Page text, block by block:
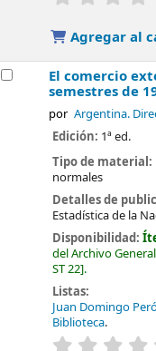
Agregar al
El comercio
semestres de
por Argentina.
Edición: 1ª ed.
Tipo de material:
normales
Detalles de
Estadística de la
Disponibilidad:
del Archivo
ST 22 .
Listas:
Juan Domingo
Biblioteca.
valoración